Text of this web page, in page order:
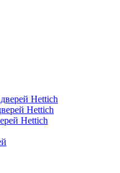
Hettich
Hettich
Hettich